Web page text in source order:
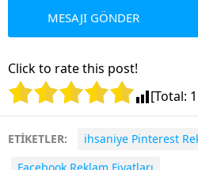
Click to rate this post!
[Total: 1
ETİKETLER:
ihsaniye Pinterest